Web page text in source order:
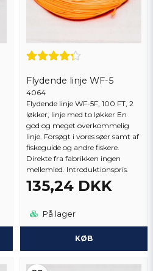
Flydende linje WF-5
4064
Flydende linje WF-5F, 100 FT, 2
løkker, linje med to løkker En
god og meget overkommelig
linje. Forsøgt i vores søer samt af
fiskeguide og andre fiskere.
Direkte fra fabrikken ingen
mellemled. Introduktionspris.
135,24 DKK
På lager
KØB
5-1
sv/products/linor-ovriga-
mit spørgsmål
spørgsmål